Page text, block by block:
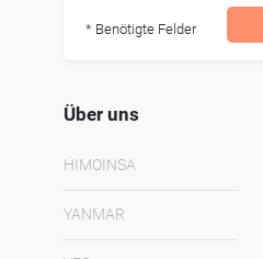
* Benötigte Felder
Über uns
HIMOINSA
YANMAR